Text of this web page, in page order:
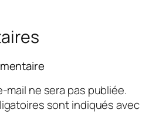
mail ne sera pas publiée.
sont indiqués avec